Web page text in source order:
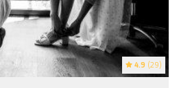
4.9 (29)